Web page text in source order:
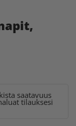
saatavuus
tilauksesi